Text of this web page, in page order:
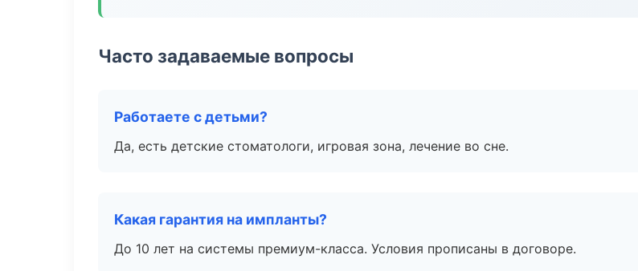
Часто задаваемые вопросы
Работаете с детьми?
Да, есть детские стоматологи, игровая зона, лечение во сне.
Какая гарантия на импланты?
До 10 лет на системы премиум-класса. Условия прописаны в договоре.